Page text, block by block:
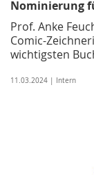
Nominierung
Prof. Anke
Comic-
wichtigsten
11.03.2024 | Intern